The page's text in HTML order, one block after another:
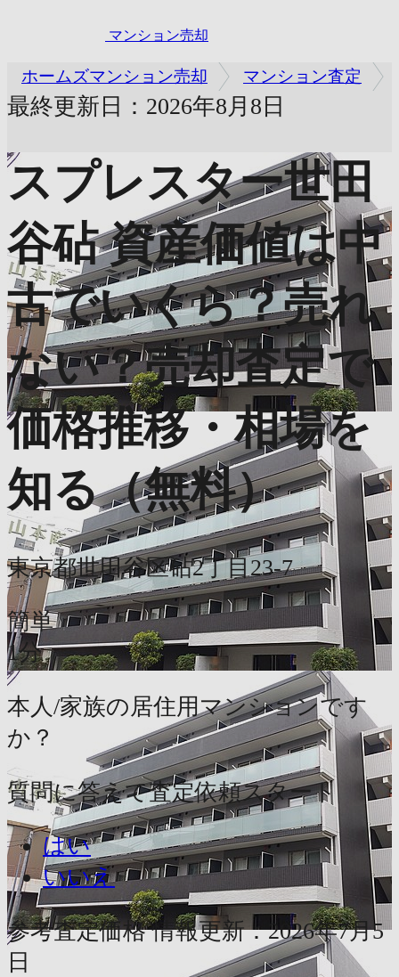
マンション売却
ホームズマンション売却 マンション査定
最終更新日：2026年8月8日
スプレスター世田
谷砧 資産価値は中
古でいくら？売れ
ない？売却査定で
価格推移・相場を
知る（無料）
東京都世田谷区砧2丁目23-7
簡単
1分
本人/家族の居住用マンションです
か？
質問に答えて査定依頼スタート
はい
いいえ
参考査定価格 情報更新：2026年7月5
日